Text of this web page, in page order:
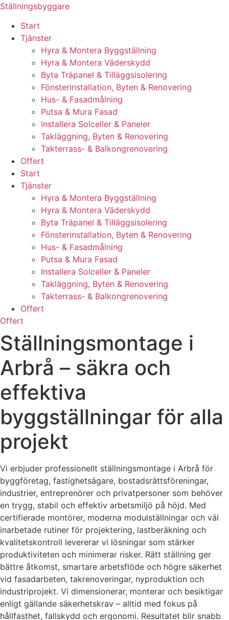
Skip
content
Ställningsbyggare
Start
Tjänster
Hyra & Montera Byggställning
Hyra & Montera Väderskydd
Byta Träpanel & Tilläggsisolering
Fönsterinstallation, Byten & Renovering
Hus- & Fasadmålning
Putsa & Mura Fasad
Installera Solceller & Paneler
Takläggning, Byten & Renovering
Takterrass- & Balkongrenovering
Offert
Start
Tjänster
Hyra & Montera Byggställning
Hyra & Montera Väderskydd
Byta Träpanel & Tilläggsisolering
Fönsterinstallation, Byten & Renovering
Hus- & Fasadmålning
Putsa & Mura Fasad
Installera Solceller & Paneler
Takläggning, Byten & Renovering
Takterrass- & Balkongrenovering
Offert
Offert
Ställningsmontage i
Arbrå – säkra och
effektiva
byggställningar för alla
projekt
Vi erbjuder professionellt ställningsmontage i Arbrå för
byggföretag, fastighetsägare, bostadsrättsföreningar,
industrier, entreprenörer och privatpersoner som behöver
en trygg, stabil och effektiv arbetsmiljö på höjd. Med
certifierade montörer, moderna modulställningar och väl
inarbetade rutiner för projektering, lastberäkning och
kvalitetskontroll levererar vi lösningar som stärker
produktiviteten och minimerar risker. Rätt ställning ger
bättre åtkomst, smartare arbetsflöde och högre säkerhet
vid fasadarbeten, takrenoveringar, nyproduktion och
industriprojekt. Vi dimensionerar, monterar och besiktigar
enligt gällande säkerhetskrav – alltid med fokus på
hållfasthet, fallskydd och ergonomi. Resultatet blir snabb